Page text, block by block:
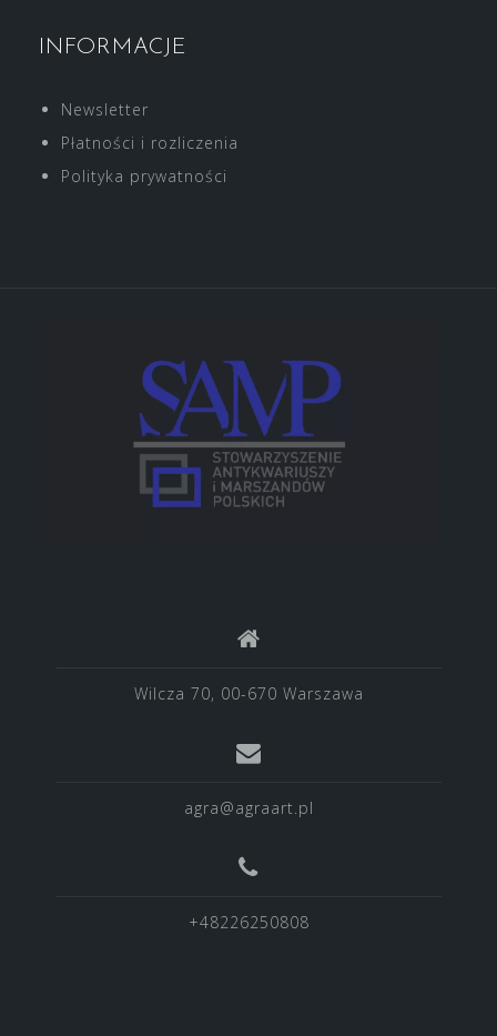
INFORMACJE
Newsletter
Płatności i rozliczenia
Polityka prywatności
Wilcza 70, 00-670 Warszawa
agra@agraart.pl
+48226250808